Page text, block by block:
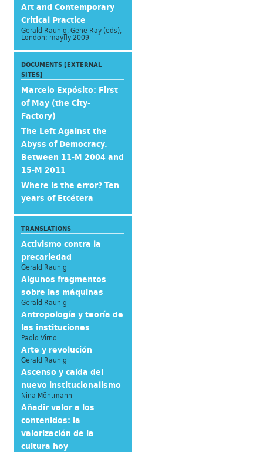
Art and Contemporary
Critical Practice
Gerald Raunig, Gene Ray (eds);
London: mayfly 2009
DOCUMENTS [EXTERNAL
SITES]
Marcelo Expósito: First
of May (the City-
Factory)
The Left Against the
Abyss of Democracy.
Between 11-M 2004 and
15-M 2011
Where is the error? Ten
years of Etcétera
TRANSLATIONS
Activismo contra la
precariedad
Gerald Raunig
Algunos fragmentos
sobre las máquinas
Gerald Raunig
Antropología y teoría de
las instituciones
Paolo Virno
Arte y revolución
Gerald Raunig
Ascenso y caída del
nuevo institucionalismo
Nina Möntmann
Añadir valor a los
contenidos: la
valorización de la
cultura hoy